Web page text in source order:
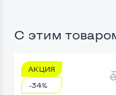
Возможности
Тип видеокарты
С этим
АКЦИЯ
-34%